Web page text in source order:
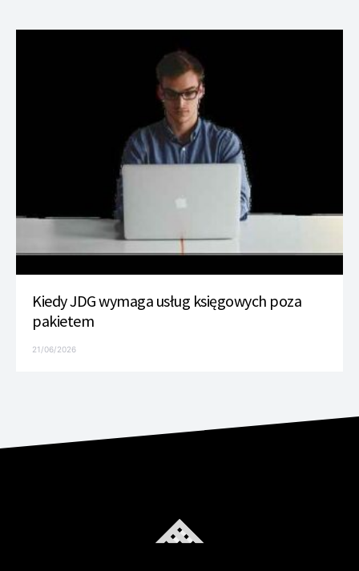
Kiedy JDG wymaga usług księgowych poza
pakietem
21/06/2026